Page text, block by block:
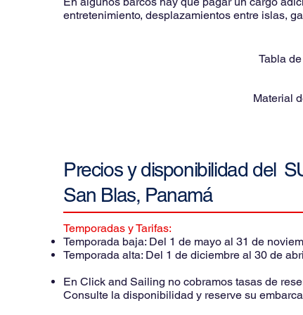
entretenimiento, desplazamientos entre islas,
Tabla
Material
Precios y disponibilidad del
San Blas, Panamá
Temporadas y Tarifas:
Temporada baja: Del 1 de mayo al 31 de
Temporada alta: Del 1 de
En Click and Sailing no cobramos tasas de
Consulte la disponibilidad y reserve su